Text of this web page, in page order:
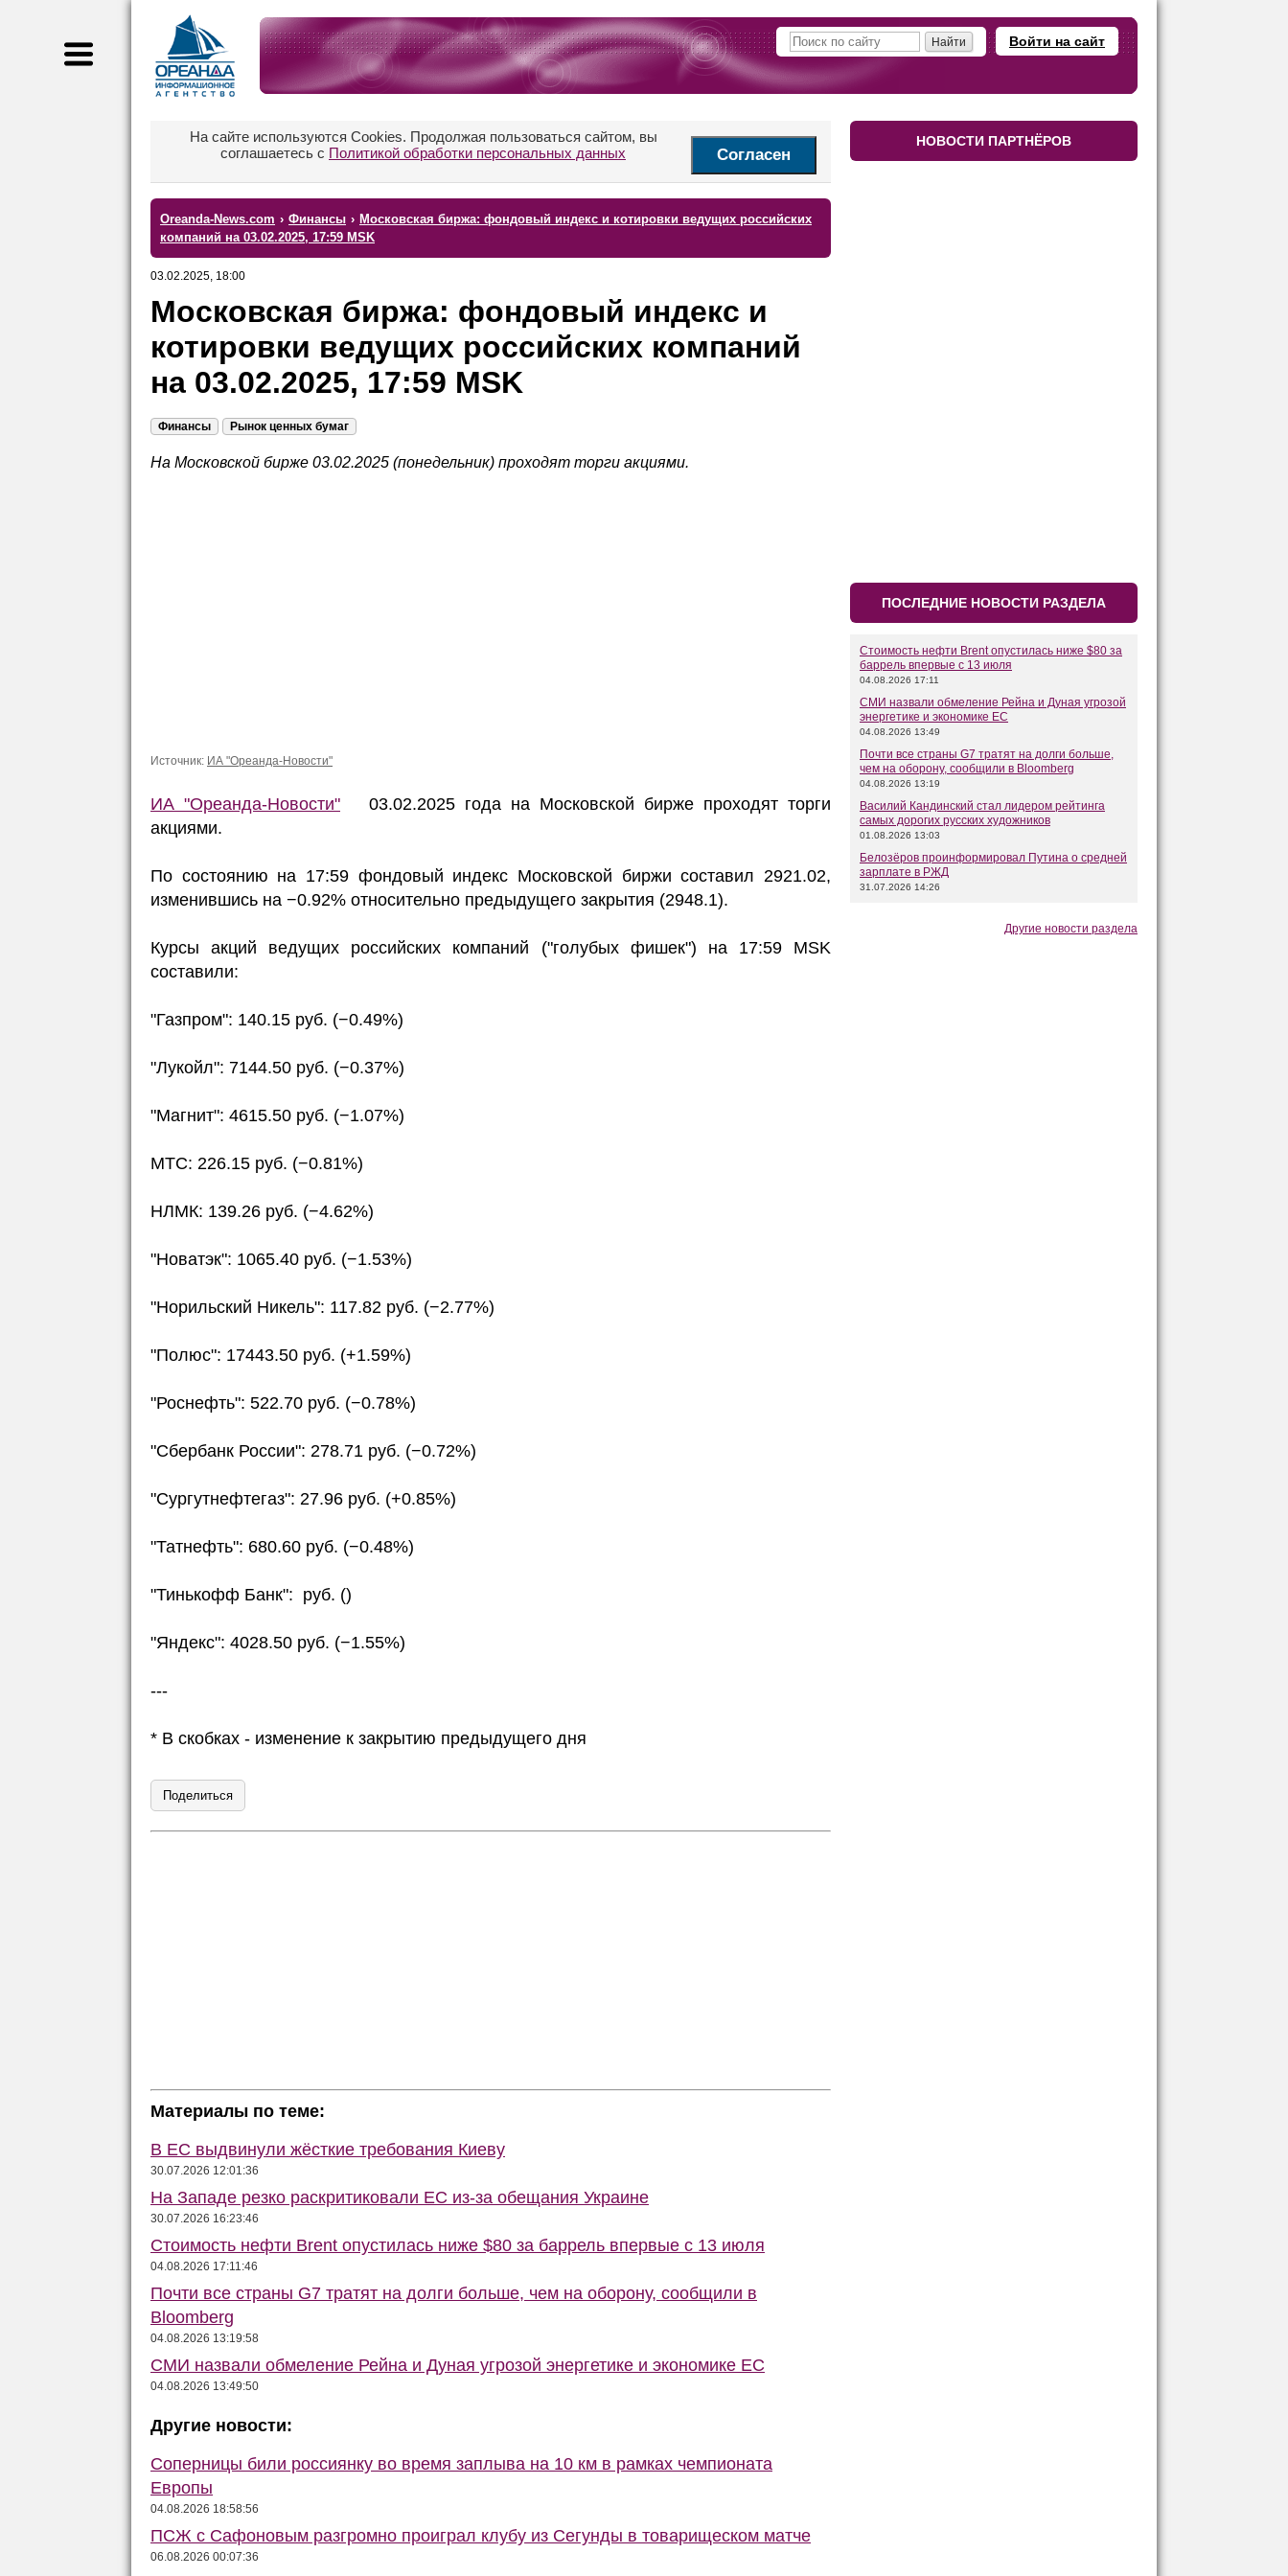
Войти на сайт
На сайте используются Cookies. Продолжая пользоваться сайтом, вы
соглашаетесь с Политикой обработки персональных данных Согласен
Oreanda-News.com › Финансы › Московская биржа: фондовый индекс и котировки ведущих российских
компаний на 03.02.2025, 17:59 MSK
03.02.2025, 18:00
Московская биржа: фондовый индекс и
котировки ведущих российских компаний
на 03.02.2025, 17:59 MSK
Финансы Рынок ценных бумаг
На Московской бирже 03.02.2025 (понедельник) проходят торги акциями.
Источник: ИА "Ореанда-Новости"
ИА "Ореанда-Новости" 03.02.2025 года на Московской бирже проходят торги
акциями.
По состоянию на 17:59 фондовый индекс Московской биржи составил 2921.02,
изменившись на −0.92% относительно предыдущего закрытия (2948.1).
Курсы акций ведущих российских компаний ("голубых фишек") на 17:59 MSK
составили:
"Газпром": 140.15 руб. (−0.49%)
"Лукойл": 7144.50 руб. (−0.37%)
"Магнит": 4615.50 руб. (−1.07%)
МТС: 226.15 руб. (−0.81%)
НЛМК: 139.26 руб. (−4.62%)
"Новатэк": 1065.40 руб. (−1.53%)
"Норильский Никель": 117.82 руб. (−2.77%)
"Полюс": 17443.50 руб. (+1.59%)
"Роснефть": 522.70 руб. (−0.78%)
"Сбербанк России": 278.71 руб. (−0.72%)
"Сургутнефтегаз": 27.96 руб. (+0.85%)
"Татнефть": 680.60 руб. (−0.48%)
"Тинькофф Банк": руб. ()
"Яндекс": 4028.50 руб. (−1.55%)
---
* В скобках - изменение к закрытию предыдущего дня
Поделиться
Материалы по теме:
В ЕС выдвинули жёсткие требования Киеву
30.07.2026 12:01:36
На Западе резко раскритиковали ЕС из-за обещания Украине
30.07.2026 16:23:46
Стоимость нефти Brent опустилась ниже $80 за баррель впервые с 13 июля
04.08.2026 17:11:46
Почти все страны G7 тратят на долги больше, чем на оборону, сообщили в
Bloomberg
04.08.2026 13:19:58
СМИ назвали обмеление Рейна и Дуная угрозой энергетике и экономике ЕС
04.08.2026 13:49:50
Другие новости:
Соперницы били россиянку во время заплыва на 10 км в рамках чемпионата
Европы
04.08.2026 18:58:56
ПСЖ с Сафоновым разгромно проиграл клубу из Сегунды в товарищеском матче
06.08.2026 00:07:36
НОВОСТИ ПАРТНЁРОВ
ПОСЛЕДНИЕ НОВОСТИ РАЗДЕЛА
Стоимость нефти Brent опустилась ниже $80 за
баррель впервые с 13 июля
04.08.2026 17:11
СМИ назвали обмеление Рейна и Дуная угрозой
энергетике и экономике ЕС
04.08.2026 13:49
Почти все страны G7 тратят на долги больше,
чем на оборону, сообщили в Bloomberg
04.08.2026 13:19
Василий Кандинский стал лидером рейтинга
самых дорогих русских художников
01.08.2026 13:03
Белозёров проинформировал Путина о средней
зарплате в РЖД
31.07.2026 14:26
Другие новости раздела